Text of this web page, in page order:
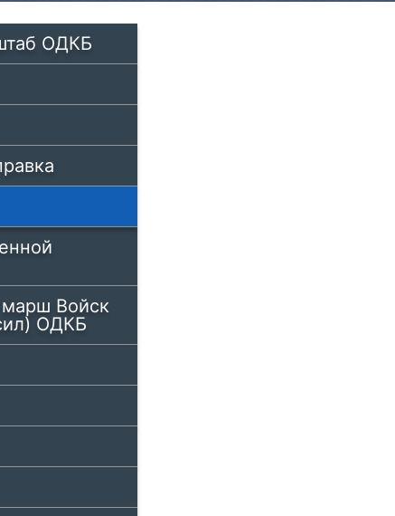
ОДКБ
Войск
ОДКБ